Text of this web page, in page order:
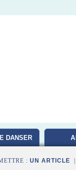
DANSER
: UN ARTICLE